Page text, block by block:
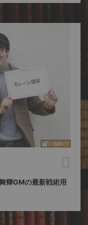
輝GMの最新戦術用